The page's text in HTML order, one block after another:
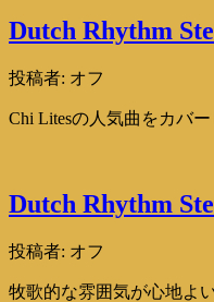
Dutch Rhythm
投稿者: オフ
Chi Litesの人気曲をカバ
Dutch Rhythm
投稿者: オフ
牧歌的な雰囲気が心地よ